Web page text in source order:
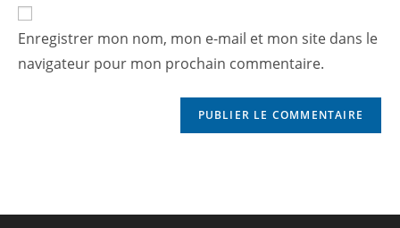
Enregistrer mon nom, mon e-mail et mon site dans le
navigateur pour mon prochain commentaire.